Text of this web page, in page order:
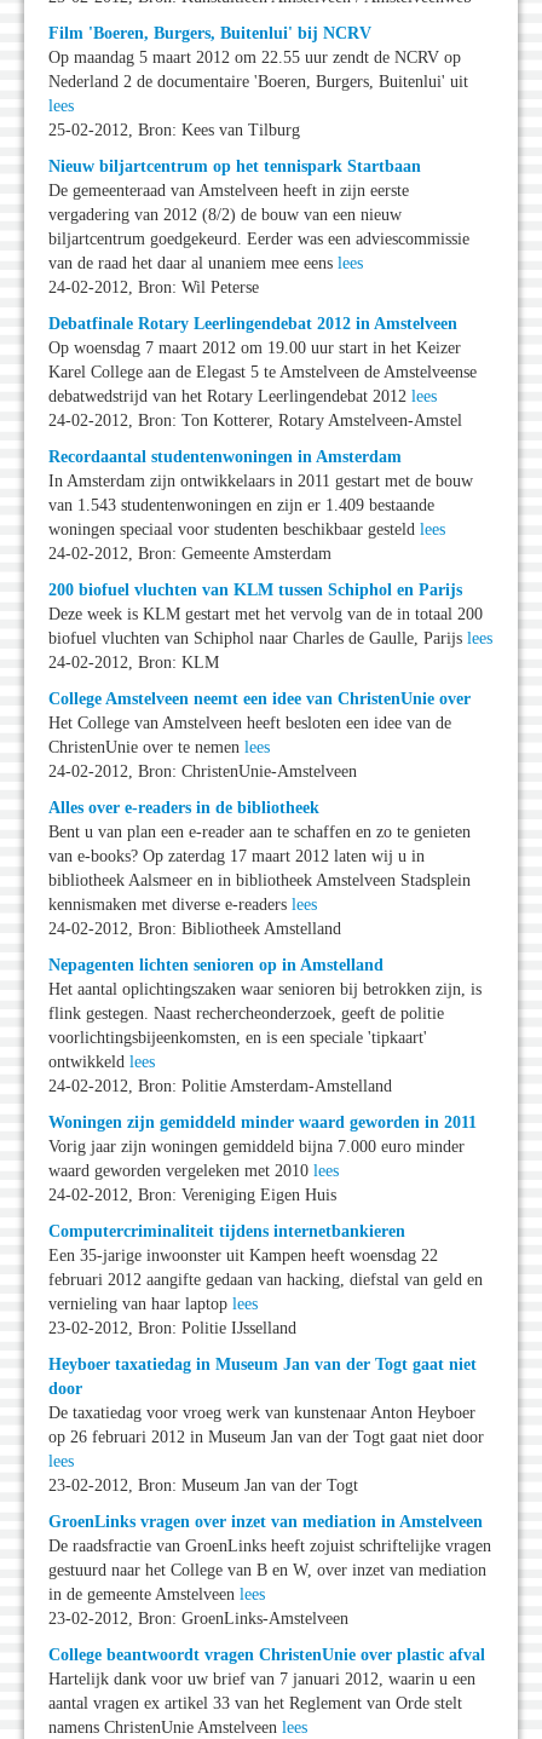
Film 'Boeren, Burgers, Buitenlui' bij NCRV
Op maandag 5 maart 2012 om 22.55 uur zendt de NCRV op
Nederland 2 de documentaire 'Boeren, Burgers, Buitenlui' uit
lees
25-02-2012, Bron: Kees van Tilburg
Nieuw biljartcentrum op het tennispark Startbaan
De gemeenteraad van Amstelveen heeft in zijn eerste
vergadering van 2012 (8/2) de bouw van een nieuw
biljartcentrum goedgekeurd. Eerder was een adviescommissie
van de raad het daar al unaniem mee eens lees
24-02-2012, Bron: Wil Peterse
Debatfinale Rotary Leerlingendebat 2012 in Amstelveen
Op woensdag 7 maart 2012 om 19.00 uur start in het Keizer
Karel College aan de Elegast 5 te Amstelveen de Amstelveense
debatwedstrijd van het Rotary Leerlingendebat 2012 lees
24-02-2012, Bron: Ton Kotterer, Rotary Amstelveen-Amstel
Recordaantal studentenwoningen in Amsterdam
In Amsterdam zijn ontwikkelaars in 2011 gestart met de bouw
van 1.543 studentenwoningen en zijn er 1.409 bestaande
woningen speciaal voor studenten beschikbaar gesteld lees
24-02-2012, Bron: Gemeente Amsterdam
200 biofuel vluchten van KLM tussen Schiphol en Parijs
Deze week is KLM gestart met het vervolg van de in totaal 200
biofuel vluchten van Schiphol naar Charles de Gaulle, Parijs lees
24-02-2012, Bron: KLM
College Amstelveen neemt een idee van ChristenUnie over
Het College van Amstelveen heeft besloten een idee van de
ChristenUnie over te nemen lees
24-02-2012, Bron: ChristenUnie-Amstelveen
Alles over e-readers in de bibliotheek
Bent u van plan een e-reader aan te schaffen en zo te genieten
van e-books? Op zaterdag 17 maart 2012 laten wij u in
bibliotheek Aalsmeer en in bibliotheek Amstelveen Stadsplein
kennismaken met diverse e-readers lees
24-02-2012, Bron: Bibliotheek Amstelland
Nepagenten lichten senioren op in Amstelland
Het aantal oplichtingszaken waar senioren bij betrokken zijn, is
flink gestegen. Naast rechercheonderzoek, geeft de politie
voorlichtingsbijeenkomsten, en is een speciale 'tipkaart'
ontwikkeld lees
24-02-2012, Bron: Politie Amsterdam-Amstelland
Woningen zijn gemiddeld minder waard geworden in 2011
Vorig jaar zijn woningen gemiddeld bijna 7.000 euro minder
waard geworden vergeleken met 2010 lees
24-02-2012, Bron: Vereniging Eigen Huis
Computercriminaliteit tijdens internetbankieren
Een 35-jarige inwoonster uit Kampen heeft woensdag 22
februari 2012 aangifte gedaan van hacking, diefstal van geld en
vernieling van haar laptop lees
23-02-2012, Bron: Politie IJsselland
Heyboer taxatiedag in Museum Jan van der Togt gaat niet
door
De taxatiedag voor vroeg werk van kunstenaar Anton Heyboer
op 26 februari 2012 in Museum Jan van der Togt gaat niet door
lees
23-02-2012, Bron: Museum Jan van der Togt
GroenLinks vragen over inzet van mediation in Amstelveen
De raadsfractie van GroenLinks heeft zojuist schriftelijke vragen
gestuurd naar het College van B en W, over inzet van mediation
in de gemeente Amstelveen lees
23-02-2012, Bron: GroenLinks-Amstelveen
College beantwoordt vragen ChristenUnie over plastic afval
Hartelijk dank voor uw brief van 7 januari 2012, waarin u een
aantal vragen ex artikel 33 van het Reglement van Orde stelt
namens ChristenUnie Amstelveen lees